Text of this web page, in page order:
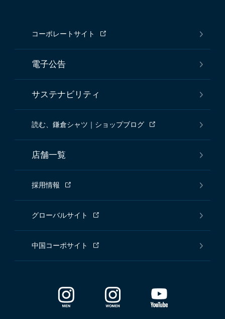
コーポレートサイト
電子公告
サステナビリティ
読む、鎌倉シャツ｜ショップブログ
店舗一覧
採用情報
グローバルサイト
中国コーポサイト